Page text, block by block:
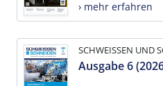
› mehr erfahren
SCHWEISSEN UND
Ausgabe 6